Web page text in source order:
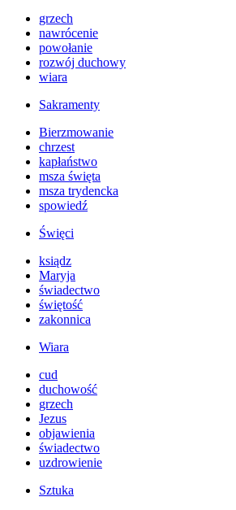
grzech
nawrócenie
powołanie
rozwój duchowy
wiara
Sakramenty
Bierzmowanie
chrzest
kapłaństwo
msza święta
msza trydencka
spowiedź
Święci
ksiądz
Maryja
świadectwo
świętość
zakonnica
Wiara
cud
duchowość
grzech
Jezus
objawienia
świadectwo
uzdrowienie
Sztuka